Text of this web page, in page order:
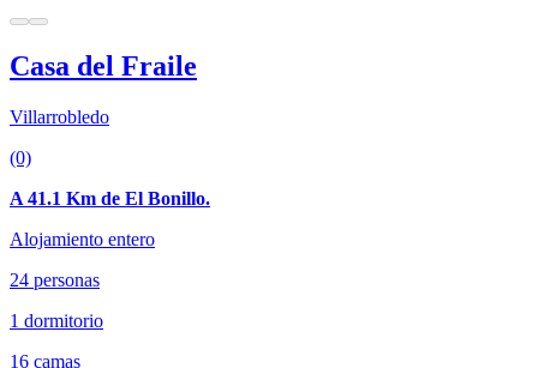
Casa del Fraile
Villarrobledo
(0)
A 41.1 Km de El Bonillo.
Alojamiento entero
24 personas
1 dormitorio
16 camas